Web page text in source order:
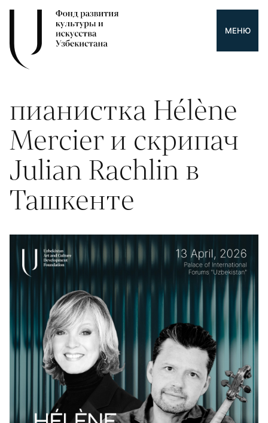
МЕНЮ
пианистка Hélène
Mercier и скрипач
Julian Rachlin в
Ташкенте